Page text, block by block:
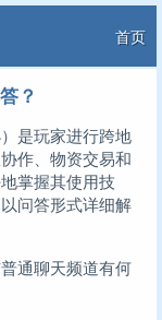
首页
？
是玩家进行跨地
作、物资交易和
掌握其使用技
问答形式详细解
通聊天频道有何